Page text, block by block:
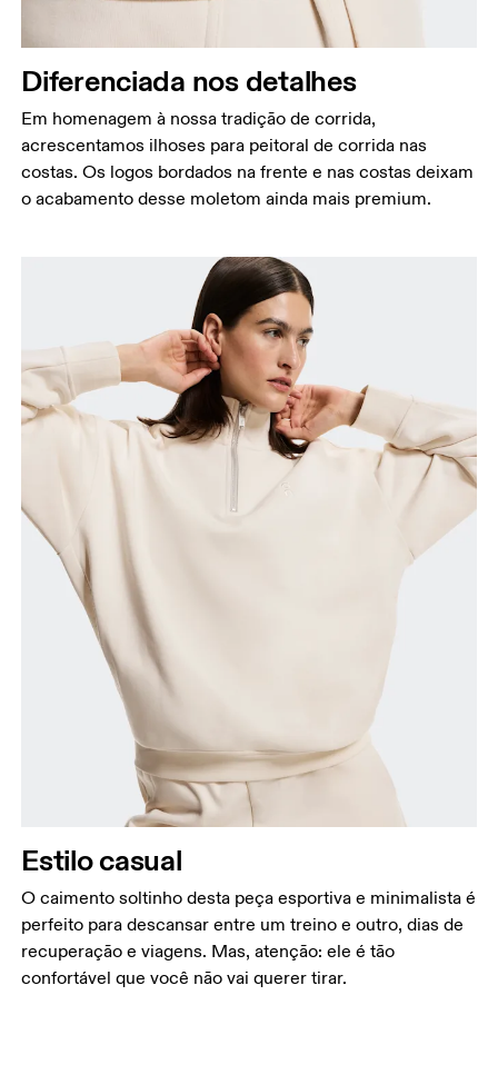
Diferenciada nos detalhes
Em homenagem à nossa tradição de corrida,
acrescentamos ilhoses para peitoral de corrida nas
costas. Os logos bordados na frente e nas costas deixam
o acabamento desse moletom ainda mais premium.
Estilo casual
O caimento soltinho desta peça esportiva e minimalista é
perfeito para descansar entre um treino e outro, dias de
recuperação e viagens. Mas, atenção: ele é tão
confortável que você não vai querer tirar.